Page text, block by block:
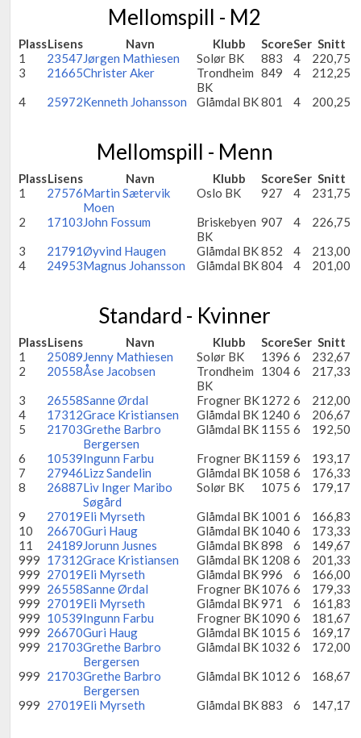
Mellomspill - M2
PlassLisens Navn Klubb ScoreSer Snitt
1
23547Jørgen Mathiesen Solør BK 883 4
220,75
3
21665Christer Aker
Trondheim
BK
849 4
212,25
4
25972Kenneth Johansson Glåmdal BK801 4 200,25
Mellomspill - Menn
PlassLisens Navn Klubb ScoreSer Snitt
1
27576Martin Sætervik
Moen
Oslo BK 927 4
231,75
2
17103John Fossum
Briskebyen
BK
907 4
226,75
3
21791Øyvind Haugen Glåmdal BK852 4
213,00
4
24953Magnus Johansson Glåmdal BK804 4 201,00
Standard - Kvinner
PlassLisens Navn Klubb ScoreSer Snitt
1
25089Jenny Mathiesen Solør BK 1396 6
232,67
2
20558Åse Jacobsen
Trondheim
BK
1304 6
217,33
3
26558Sanne Ørdal Frogner BK1272 6
212,00
4
17312Grace Kristiansen Glåmdal BK 1240 6
206,67
5
21703Grethe Barbro
Bergersen
Glåmdal BK 1155 6
192,50
6
10539Ingunn Farbu Frogner BK1159 6
193,17
7
27946Lizz Sandelin Glåmdal BK 1058 6
176,33
8
26887Liv Inger Maribo
Søgård
Solør BK 1075 6
179,17
9
27019Eli Myrseth Glåmdal BK 1001 6
166,83
10
26670Guri Haug Glåmdal BK 1040 6
173,33
11
24189Jorunn Jusnes Glåmdal BK898 6
149,67
999 17312Grace Kristiansen Glåmdal BK 1208 6
201,33
999 27019Eli Myrseth Glåmdal BK996 6
166,00
999 26558Sanne Ørdal Frogner BK1076 6
179,33
999 27019Eli Myrseth Glåmdal BK971 6
161,83
999 10539Ingunn Farbu Frogner BK1090 6
181,67
999 26670Guri Haug Glåmdal BK 1015 6
169,17
999 21703Grethe Barbro
Bergersen
Glåmdal BK 1032 6
172,00
999 21703Grethe Barbro
Bergersen
Glåmdal BK 1012 6
168,67
999 27019Eli Myrseth Glåmdal BK883 6 147,17